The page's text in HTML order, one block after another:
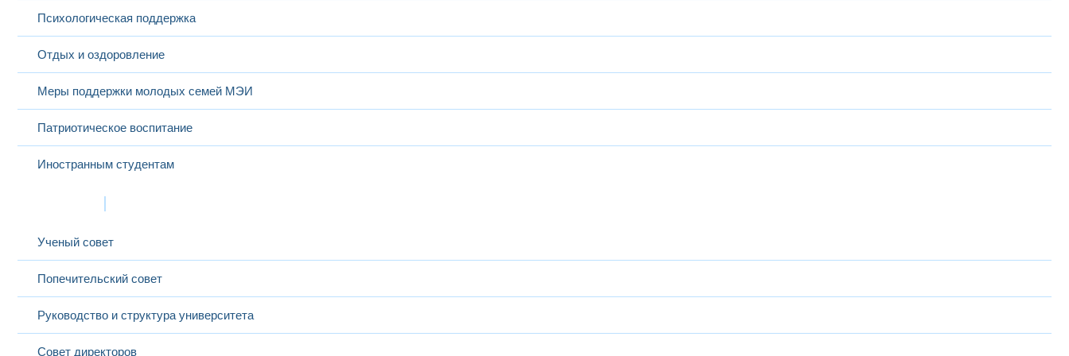
Психологическая поддержка
Отдых и оздоровление
Меры поддержки молодых семей МЭИ
Патриотическое воспитание
Иностранным студентам
Ученый совет
Попечительский совет
Руководство и структура университета
Совет директоров